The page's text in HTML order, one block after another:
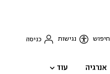
חיפוש נגישות כניסה
אנרגיה עוד